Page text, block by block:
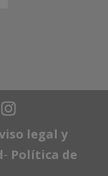
legal y
- Política de